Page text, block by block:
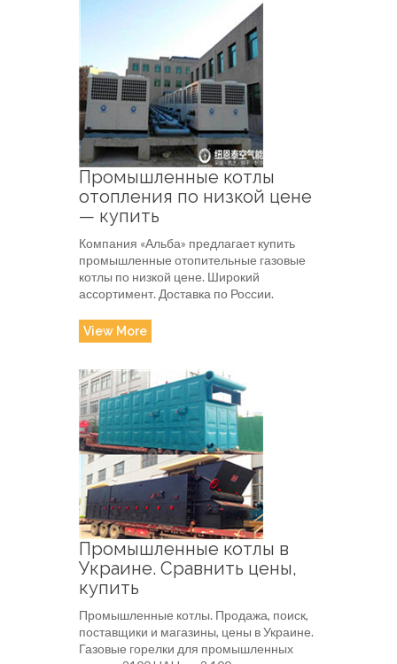
Промышленные котлы
отопления по низкой цене
— купить
Компания «Альба» предлагает купить
промышленные отопительные газовые
котлы по низкой цене. Широкий
ассортимент. Доставка по России.
View More
Промышленные котлы в
Украине. Сравнить цены,
купить
Промышленные котлы. Продажа, поиск,
поставщики и магазины, цены в Украине.
Газовые горелки для промышленных